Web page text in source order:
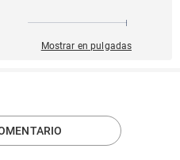
Mostrar en pulgadas